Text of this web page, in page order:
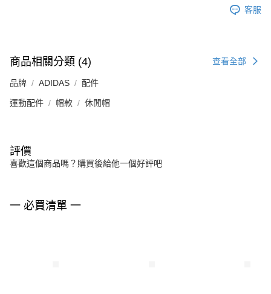
客服
商品相關分類 (4) 查看全部
品牌 ADIDAS 配件
運動配件 帽款 休閒帽
評價
喜歡這個商品嗎？購買後給他一個好評吧
一 必買清單 一